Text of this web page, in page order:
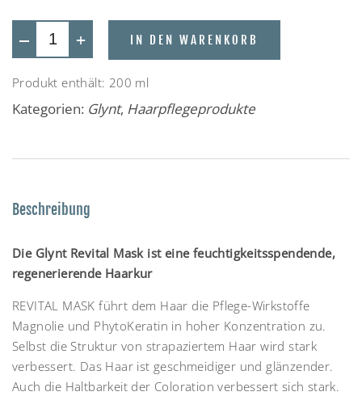
+
— IN DEN WARENKORB
Produkt enthält: 200 ml
Kategorien: Glynt, Haarpflegeprodukte
Beschreibung
Die Glynt Revital Mask ist eine feuchtigkeitsspendende,
regenerierende Haarkur
REVITAL MASK führt dem Haar die Pflege-Wirkstoffe
Magnolie und PhytoKeratin in hoher Konzentration zu.
Selbst die Struktur von strapaziertem Haar wird stark
verbessert. Das Haar ist geschmeidiger und glänzender.
Auch die Haltbarkeit der Coloration verbessert sich stark.